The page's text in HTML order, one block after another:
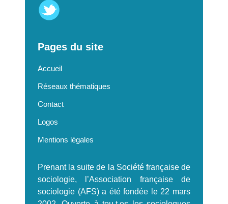
Pages du site
Accueil
Réseaux thématiques
Contact
Logos
Mentions légales
Prenant la suite de la Société française de
sociologie, l’Association française de
sociologie (AFS) a été fondée le 22 mars